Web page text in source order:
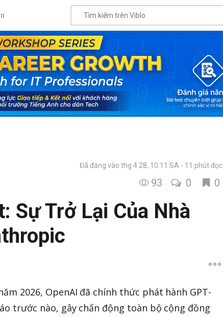
Đã đăng vào thg 4 28, 10:11 SA 11 phút đọc
93 0 0
Sự Trở Lại Của Nhà
2026, OpenAI đã chính thức phát hành GPT-
trước nào, gây chấn động toàn bộ cộng đồng